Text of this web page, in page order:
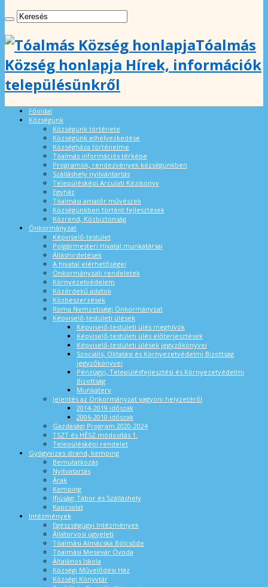
Tóalmás
Község honlapja Hírek, információk
településünkről
Főoldal
Községünk
Községünk története
Községünk elhelyezkedése
Községháza történelme
Tóalmás információs térképe
Programok, rendezvények községünkben
Szálláshely nyilvántartás
Településképi Arculati Kézikönyv
Egyház
Tóalmási amatőr művészek
Községünkben történt fejlesztések
Közrend, Közbiztonság
Önkormányzat
Képviselő-testület
Polgármesteri Hivatal munkatársai
Álláshirdetések
A hivatal elérhetőségei
Önkormányzati rendeletek
Környezetvédelem
Közérdekű adatok
Közbeszerzések
Roma Nemzetiségi Önkormányzat
Képviselő-testületi ülések
Képviselő-testületi ülés meghívók
Képviselő-testületi ülés előterjesztések
Képviselő-testületi ülések jegyzőkönyvei
Szociális, Oktatási és Környezetvédelmi Bizottság
jegyzőkönyvei
Pénzügyi, Településfejlesztési és Környezetvédelmi
Bizottság
Munkaterv
Jelentés az Önkormányzat vagyoni helyzetéről
2014-2019 időszak
2006-2010 időszak
Gazdasági Program 2020-2024
TSZT és HÉSZ módosítás 1.
Településképi rendelet
Gyógyvizes strand, kemping
Bemutatkozás
Nyitvatartás
Árak
Kemping
Ifjúsági Tábor és Szálláshely
Kapcsolat
Intézmények
Egészségügyi Intézmények
Állatorvosi ügyeleti
Tóalmási Almácska Bölcsőde
Tóalmási Mesevár Óvoda
Általános Iskola
Községi Művelődési Ház
Községi Könyvtár